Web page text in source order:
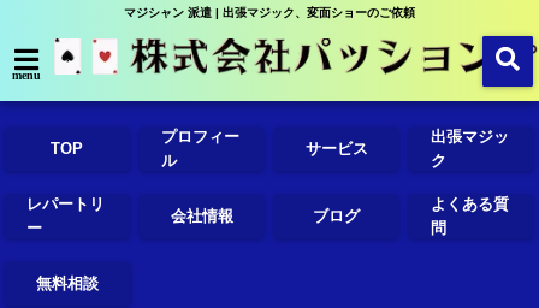
マジシャン 派遣 | 出張マジック、変面ショーのご依頼
menu
TOP
プロフィー
ル
サービス
出張マジッ
ク
レパートリ
ー
会社情報 ブログ
よくある質
問
無料相談